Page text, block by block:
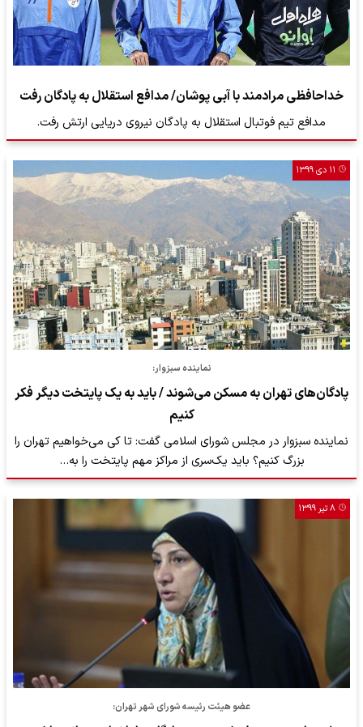
خداحافظی مرادمند با آبی پوشان/ مدافع استقلال به پادگان رفت
مدافع تیم فوتبال استقلال به پادگان نیروی دریایی ارتش رفت.
۱۱ دی ۱۳۹۹
نماینده سبزوار:
پادگان‌های تهران به مسکن می‌شوند / باید به یک پایتخت دیگر فکر
کنیم
نماینده سبزوار در مجلس شورای اسلامی گفت: تا کی می‌خواهیم تهران را
بزرگ کنیم؟ باید یک‌سری از مراکز مهم پایتخت را به…
۸ تیر ۱۳۹۹
عضو هیئت رئیسه شورای شهر تهران: